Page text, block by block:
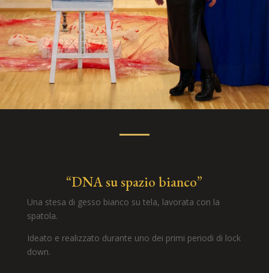
“DNA su spazio bianco”
Una stesa di gesso bianco su tela, lavorata con la
spatola.
Ideato e realizzato durante uno dei primi periodi di lock
down.